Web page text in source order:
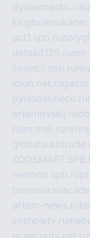
dynamoauto.ru
act1.spb.ru
detsad125.ru
council.spb.ru
iclub.net.ru
pylesostineco.ru
artemovskij.ru
ndm.msk.ru
remontt.spb.ru
terramia.ru
artem-news.ru
imshowtv.ru